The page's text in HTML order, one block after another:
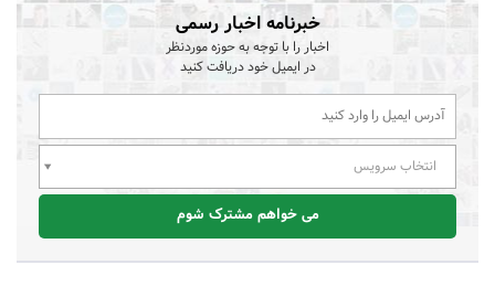
خبرنامه اخبار رسمی
اخبار را با توجه به حوزه موردنظر
در ایمیل خود دریافت کنید
انتخاب سرویس
می خواهم مشترک شوم